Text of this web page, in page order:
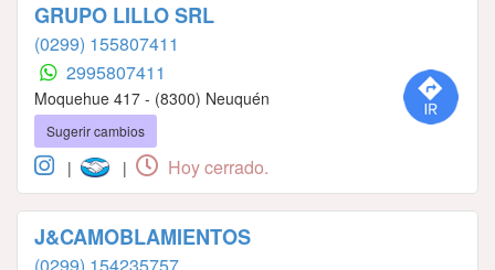
GRUPO LILLO SRL
(0299) 155807411
2995807411
Moquehue 417 - (8300) Neuquén
Sugerir cambios
| | Hoy cerrado.
J&CAMOBLAMIENTOS